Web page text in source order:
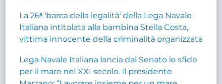
La 26ᵃ 'barca della legalità' della Lega Navale
Italiana intitolata alla bambina Stella Costa,
vittima innocente della criminalità organizzata
Lega Navale Italiana lancia dal Senato le sfide
per il mare nel XXI secolo. Il presidente